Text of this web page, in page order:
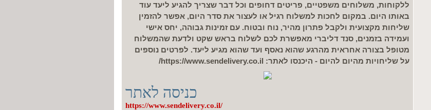
ללקוחות, משלוחים משפטיים, פריטים דחופים וכל דבר שצריך להגיע ליעד עוד
באותו היום. במקום לחכות למשלוח רגיל או לעצור את סדר היום, אפשר להזמין
שליחות מקצועית ולקבל פתרון מהיר, נוח ובטוח. עם זמינות גבוהה, יחס אישי
ועמידה בזמנים, סנד דליברי מאפשרת לכם לשלוח בראש שקט ולדעת שהמשלוח
מטופל בצורה אחראית מהרגע שהוא נאסף ועד שהוא מגיע ליעד. לפרטים נוספים
על שליחויות מהיום להיום - היכנסו לאתר: https://www.sendelivery.co.il/
כניסה לאתר
https://www.sendelivery.co.il/